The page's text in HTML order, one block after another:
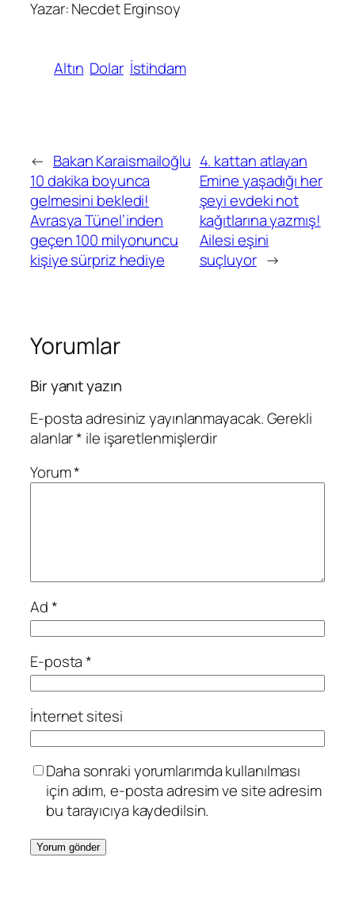
Yazar: Necdet Erginsoy
Altın Dolar İstihdam
← Bakan Karaismailoğlu
10 dakika boyunca
gelmesini bekledi!
Avrasya Tünel’inden
geçen 100 milyonuncu
kişiye sürpriz hediye
4. kattan atlayan
Emine yaşadığı her
şeyi evdeki not
kağıtlarına yazmış!
Ailesi eşini
suçluyor →
Yorumlar
Bir yanıt yazın
E-posta adresiniz yayınlanmayacak.Gerekli
alanlar* ile işaretlenmişlerdir
Yorum*
Ad*
E-posta*
İnternet sitesi
Daha sonraki yorumlarımda kullanılması
için adım, e-posta adresim ve site adresim
bu tarayıcıya kaydedilsin.